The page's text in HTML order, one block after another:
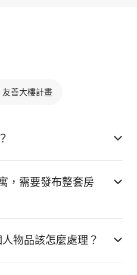
善大樓計畫
，需要發布整套房
物品該怎麼處理？